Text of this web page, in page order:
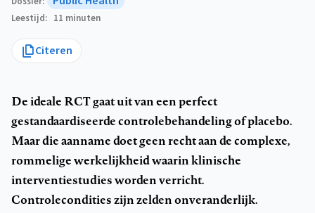
Leestijd 11 minuten
Citeren
De ideale RCT gaat uit van een perfect
gestandaardiseerde controlebehandeling of placebo.
Maar die aanname doet geen recht aan de complexe,
rommelige werkelijkheid waarin klinische
interventiestudies worden verricht.
Controlecondities zijn zelden onveranderlijk.